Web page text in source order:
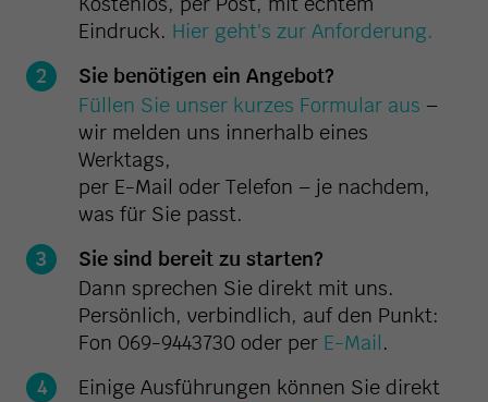
Eindruck. Hier geht's zur Anforderung.
Sie benötigen ein Angebot?
Füllen Sie unser kurzes Formular aus –
wir melden uns innerhalb eines
Werktags,
per E-Mail oder Telefon – je nachdem,
was für Sie passt.
Sie sind bereit zu starten?
Dann sprechen Sie direkt mit uns.
Persönlich, verbindlich, auf den Punkt:
Fon 069-9443730 oder per E-Mail.
Einige Ausführungen können Sie direkt